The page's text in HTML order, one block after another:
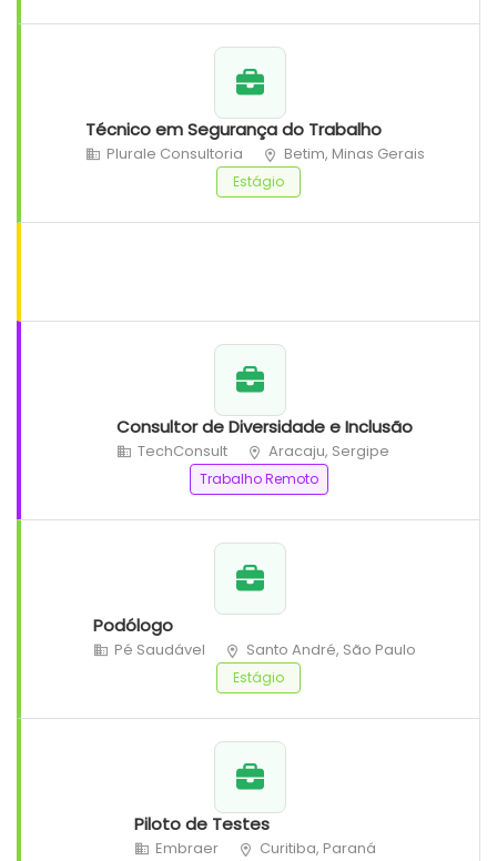
Técnico em Segurança do Trabalho
Plurale Consultoria Betim, Minas Gerais
Estágio
Consultor de Diversidade e Inclusão
TechConsult Aracaju, Sergipe
Trabalho Remoto
Podólogo
Pé Saudável Santo André, São Paulo
Estágio
Piloto de Testes
Embraer Curitiba, Paraná